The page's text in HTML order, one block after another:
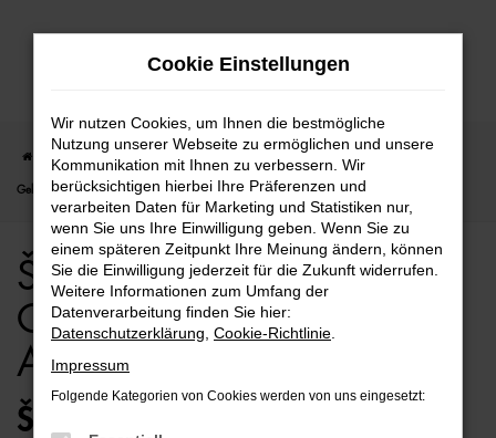
Zum
Startseite Berlin Škoda Škoda Fabia für Berlin
Gebrauchtwagen Top Angebote
Škoda Fabia für Berlin
Gebrauchtwagen Top
Angebote
ŠKODA FABIA
Cookie Einstellungen
Wir nutzen Cookies, um Ihnen die bestmögliche
Nutzung unserer Webseite zu ermöglichen und unsere
Kommunikation mit Ihnen zu verbessern. Wir
berücksichtigen hierbei Ihre Präferenzen und
verarbeiten Daten für Marketing und Statistiken nur,
wenn Sie uns Ihre Einwilligung geben. Wenn Sie zu
einem späteren Zeitpunkt Ihre Meinung ändern, können
Sie die Einwilligung jederzeit für die Zukunft widerrufen.
Weitere Informationen zum Umfang der
Datenverarbeitung finden Sie hier:
Datenschutzerklärung Cookie-Richtlinie
Impressum
Folgende Kategorien von Cookies werden von uns eingesetzt: